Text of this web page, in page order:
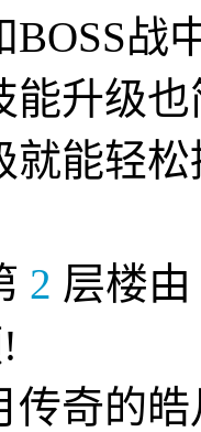
BOSS战
能升级
就能轻
2 层楼由
传奇的